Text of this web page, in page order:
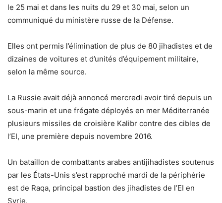
le 25 mai et dans les nuits du 29 et 30 mai, selon un
communiqué du ministère russe de la Défense.
Elles ont permis l’élimination de plus de 80 jihadistes et de
dizaines de voitures et d’unités d’équipement militaire,
selon la même source.
La Russie avait déjà annoncé mercredi avoir tiré depuis un
sous-marin et une frégate déployés en mer Méditerranée
plusieurs missiles de croisière Kalibr contre des cibles de
l’EI, une première depuis novembre 2016.
Un bataillon de combattants arabes antijihadistes soutenus
par les États-Unis s’est rapproché mardi de la périphérie
est de Raqa, principal bastion des jihadistes de l’EI en
Syrie.